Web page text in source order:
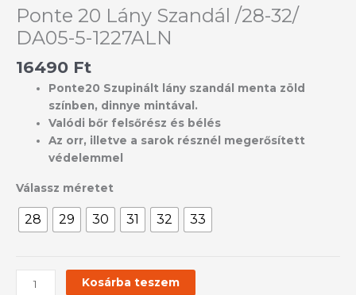
Ponte 20 Lány Szandál /28-32/
DA05-5-1227ALN
16490 Ft
Ponte20 Szupinált lány szandál menta zöld
színben, dinnye mintával.
Valódi bőr felsőrész és bélés
Az orr, illetve a sarok résznél megerősített
védelemmel
Válassz méretet
28 29 30 31 32 33
5-
mennyiség
Kosárba teszem